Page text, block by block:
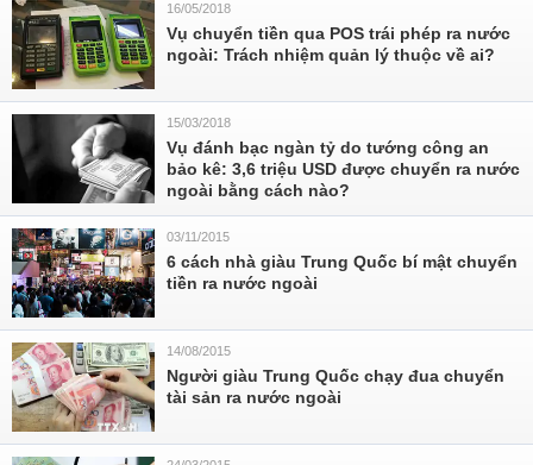
16/05/2018
Vụ chuyển tiền qua POS trái phép ra nước
ngoài: Trách nhiệm quản lý thuộc về ai?
15/03/2018
Vụ đánh bạc ngàn tỷ do tướng công an
bảo kê: 3,6 triệu USD được chuyển ra nước
ngoài bằng cách nào?
03/11/2015
6 cách nhà giàu Trung Quốc bí mật chuyển
tiền ra nước ngoài
14/08/2015
Người giàu Trung Quốc chạy đua chuyển
tài sản ra nước ngoài